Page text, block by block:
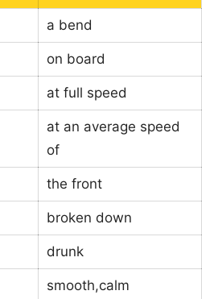
a bend
on board
at full speed
at an average speed
of
the front
broken down
drunk
smooth,calm